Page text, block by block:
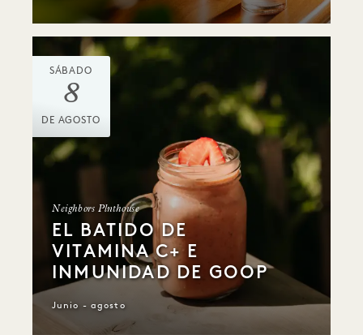
SÁBADO
8
DE AGOSTO
Neighbors Plnthouse
EL BATIDO DE
VITAMINA C+ E
INMUNIDAD DE GOOP
Junio - agosto